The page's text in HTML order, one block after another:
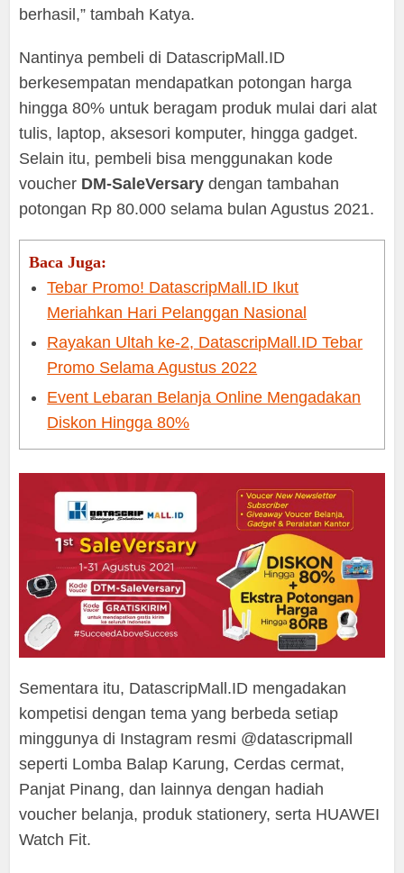
berhasil,” tambah Katya.
Nantinya pembeli di DatascripMall.ID
berkesempatan mendapatkan potongan harga
hingga 80% untuk beragam produk mulai dari alat
tulis, laptop, aksesori komputer, hingga gadget.
Selain itu, pembeli bisa menggunakan kode
voucher DM-SaleVersary dengan tambahan
potongan Rp 80.000 selama bulan Agustus 2021.
Baca Juga:
Tebar Promo! DatascripMall.ID Ikut
Meriahkan Hari Pelanggan Nasional
Rayakan Ultah ke-2, DatascripMall.ID Tebar
Promo Selama Agustus 2022
Event Lebaran Belanja Online Mengadakan
Diskon Hingga 80%
Sementara itu, DatascripMall.ID mengadakan
kompetisi dengan tema yang berbeda setiap
minggunya di Instagram resmi @datascripmall
seperti Lomba Balap Karung, Cerdas cermat,
Panjat Pinang, dan lainnya dengan hadiah
voucher belanja, produk stationery, serta HUAWEI
Watch Fit.